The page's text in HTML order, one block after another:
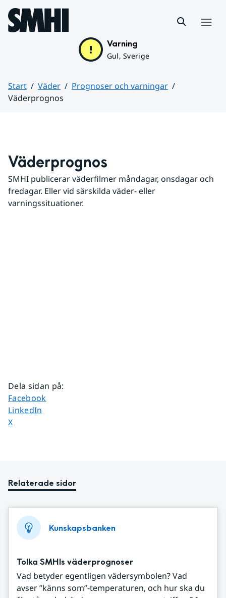
Hoppa till sidans innehåll
Varning
Gul, Sverige
Start Väder
Prognoser och varningar
Väderprognos
Väderprognos
SMHI publicerar väderfilmer måndagar, onsdagar och
fredagar. Eller vid särskilda väder- eller
varningssituationer.
Dela sidan på:
Dela sidan på
Facebook
Dela sidan på
LinkedIn
Dela sidan på
X
Relaterade sidor
Kunskapsbanken
Tolka SMHIs väderprognoser
Vad betyder egentligen vädersymbolen? Vad
avser ”känns som”-temperaturen, och hur ska du